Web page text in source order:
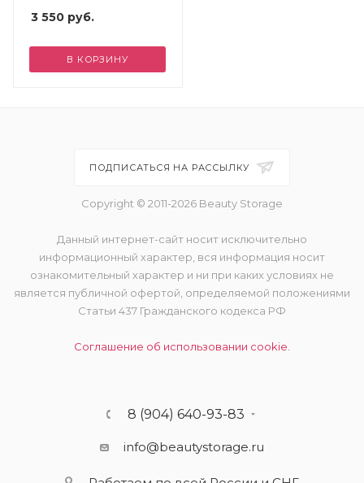
3 550 руб.
В КОРЗИНУ
ПОДПИСАТЬСЯ НА РАССЫЛКУ
Copyright © 2011-2026 Beauty Storage
Данный интернет-сайт носит исключительно
информационный характер, вся информация носит
ознакомительный характер и ни при каких условиях не
является публичной офертой, определяемой положениями
Статьи 437 Гражданского кодекса РФ
Соглашение об использовании cookie.
8 (904) 640-93-83
info@beautystorage.ru